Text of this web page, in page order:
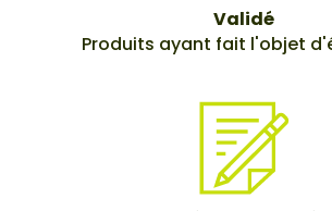
Validé
Produits ayant fait l'objet